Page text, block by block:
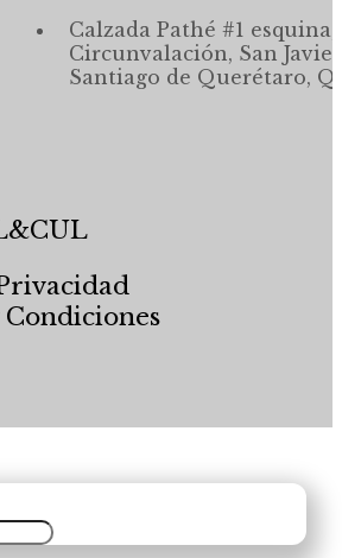
Calzada Pathé #1 esquina,
Circunvalación, San
Santiago de Querétaro,